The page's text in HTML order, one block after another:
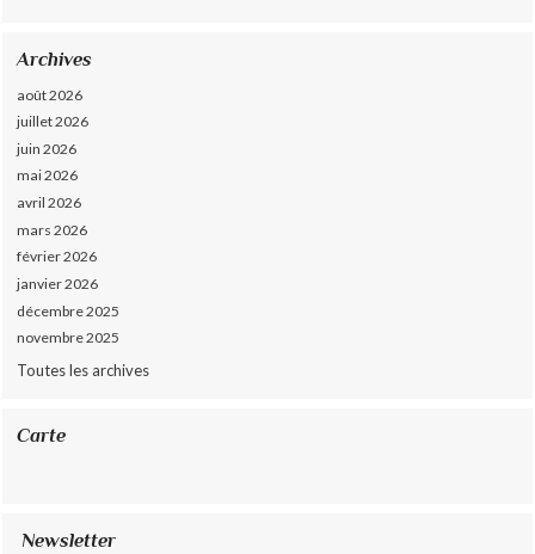
Archives
août 2026
juillet 2026
juin 2026
mai 2026
avril 2026
mars 2026
février 2026
janvier 2026
décembre 2025
novembre 2025
Toutes les archives
Carte
Newsletter